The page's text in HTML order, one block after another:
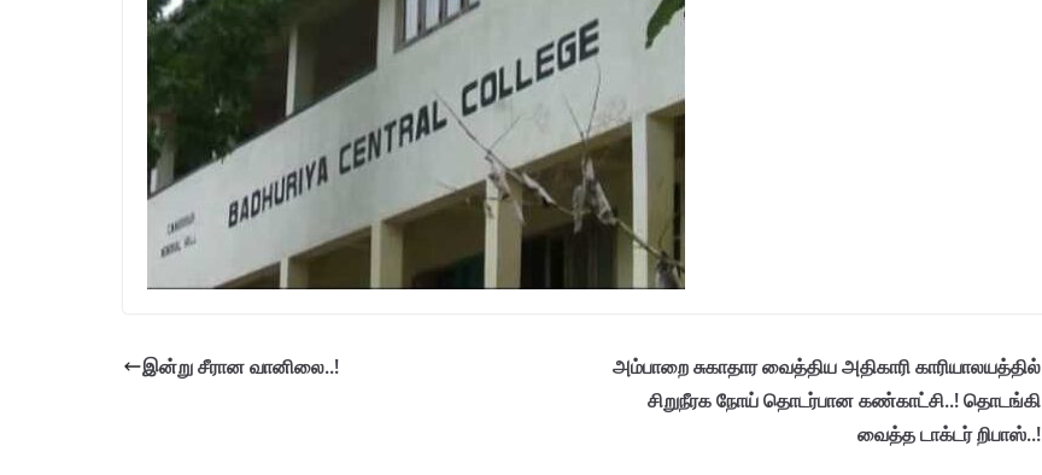
இன்று சீரான வானிலை..!
அம்பாறை சுகாதார வைத்திய அதிகாரி காரியாலயத்தில்
சிறுநீரக நோய் தொடர்பான கண்காட்சி..! தொடங்கி
வைத்த டாக்டர் றிபாஸ்..!